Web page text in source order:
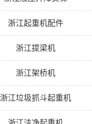
浙江起重机配件
浙江提梁机
浙江架桥机
浙江垃圾抓斗起重机